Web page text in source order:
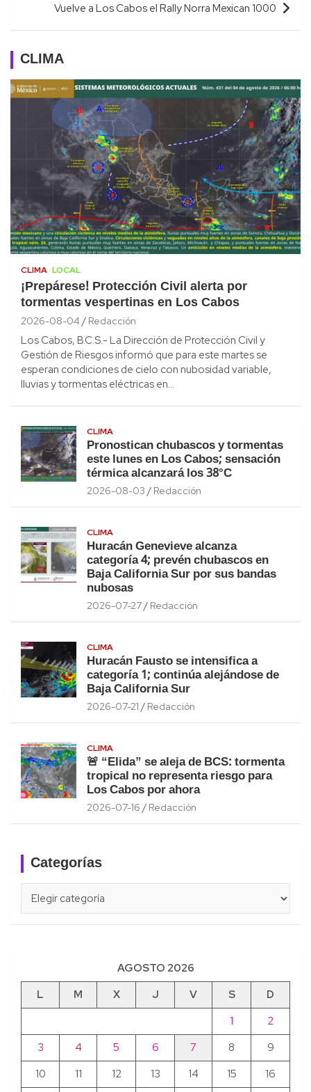
Vuelve a Los Cabos el Rally Norra Mexican 1000
CLIMA
CLIMA LOCAL
¡Prepárese! Protección Civil alerta por
tormentas vespertinas en Los Cabos
2026-08-04 Redacción
Los Cabos, B.C.S.- La Dirección de Protección Civil y
Gestión de Riesgos informó que para este martes se
esperan condiciones de cielo con nubosidad variable,
lluvias y tormentas eléctricas en…
CLIMA
Pronostican chubascos y tormentas
este lunes en Los Cabos; sensación
térmica alcanzará los 38°C
2026-08-03 Redacción
CLIMA
Huracán Genevieve alcanza
categoría 4; prevén chubascos en
Baja California Sur por sus bandas
nubosas
2026-07-27 Redacción
CLIMA
Huracán Fausto se intensifica a
categoría 1; continúa alejándose de
Baja California Sur
2026-07-21 Redacción
CLIMA
🚨 “Elida” se aleja de BCS: tormenta
tropical no representa riesgo para
Los Cabos por ahora
2026-07-16 Redacción
Categorías
AGOSTO 2026
L
M X J V S
D
1
2
3
4 5 6 7 8
9
10
11 12 13 14 15 16